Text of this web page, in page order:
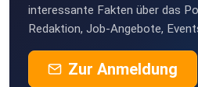
interessante Fakten über das
Redaktion, Job-Angebote,
Zur Anmeldung